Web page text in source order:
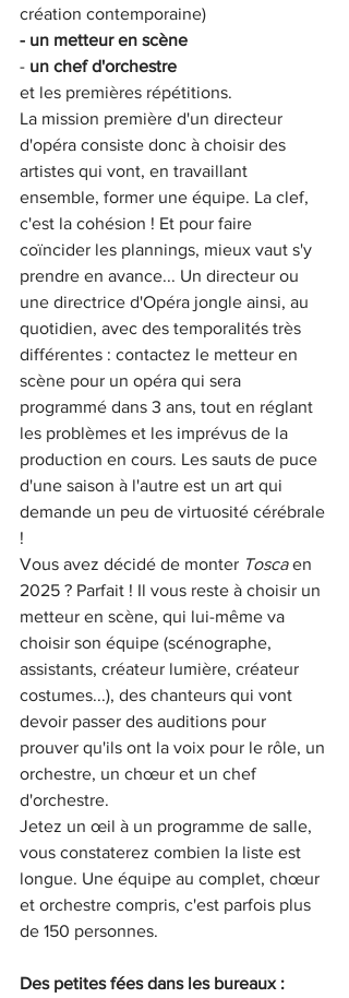
création contemporaine)
- un metteur en scène
- un chef d'orchestre
et les premières répétitions.
La mission première d'un directeur
d'opéra consiste donc à choisir des
artistes qui vont, en travaillant
ensemble, former une équipe. La clef,
c'est la cohésion ! Et pour faire
coïncider les plannings, mieux vaut s'y
prendre en avance... Un directeur ou
une directrice d'Opéra jongle ainsi, au
quotidien, avec des temporalités très
différentes : contactez le metteur en
scène pour un opéra qui sera
programmé dans 3 ans, tout en réglant
les problèmes et les imprévus de la
production en cours. Les sauts de puce
d'une saison à l'autre est un art qui
demande un peu de virtuosité cérébrale
!
Vous avez décidé de monter Tosca en
2025 ? Parfait ! Il vous reste à choisir un
metteur en scène, qui lui-même va
choisir son équipe (scénographe,
assistants, créateur lumière, créateur
costumes...), des chanteurs qui vont
devoir passer des auditions pour
prouver qu'ils ont la voix pour le rôle, un
orchestre, un chœur et un chef
d'orchestre.
Jetez un œil à un programme de salle,
vous constaterez combien la liste est
longue. Une équipe au complet, chœur
et orchestre compris, c'est parfois plus
de 150 personnes.
Des petites fées dans les bureaux :